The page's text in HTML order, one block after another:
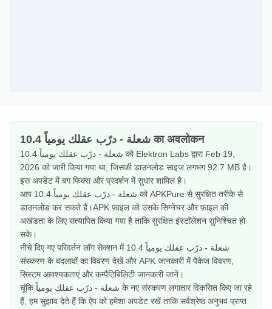
شعلة - درّب عقلك يومياً 10.4 का अवलोकन
شعلة - درّب عقلك يومياً 10.4 को Elektron Labs द्वारा Feb 19,
2026 को जारी किया गया था, जिसकी डाउनलोड साइज लगभग 92.7 MB है।
इस अपडेट में बग फिक्स और प्रदर्शन में सुधार शामिल है।
आप شعلة - درّب عقلك يومياً 10.4 को APKPure से सुरक्षित तरीके से
डाउनलोड कर सकते हैं।APK फ़ाइल को उसके सिग्नेचर और फ़ाइल की
अखंडता के लिए सत्यापित किया गया है ताकि सुरक्षित इंस्टॉलेशन सुनिश्चित हो
सके।
नीचे दिए गए परिवर्तन लॉग सेक्शन में شعلة - درّب عقلك يومياً 10.4
संस्करण के बदलावों का विवरण देखें और APK जानकारी में पैकेज विवरण,
सिस्टम आवश्यकताएं और कम्पैटिबिलिटी जानकारी जानें।
चूंकि شعلة - درّب عقلك يومياً के नए संस्करण लगातार विकसित किए जा रहे
हैं, हम सुझाव देते हैं कि ऐप को हमेशा अपडेट रखें ताकि सर्वश्रेष्ठ अनुभव प्राप्त